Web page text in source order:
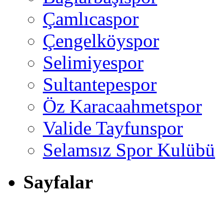
Çamlıcaspor
Çengelköyspor
Selimiyespor
Sultantepespor
Öz Karacaahmetspor
Valide Tayfunspor
Selamsız Spor Kulübü
Sayfalar